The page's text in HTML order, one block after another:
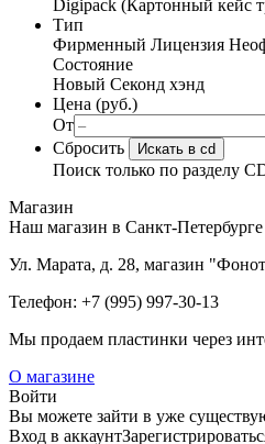
Digipack (Картонный кейс
Тип
Фирменный Лицензия
Состояние
Новый Секонд хэнд
Цена (руб.)
От
Сбросить
Искать в cd
Поиск только по разделу
Магазин
Наш магазин в Санкт-Петербурге
Ул. Марата, д. 28, магазин
Телефон: +7 (995) 997-30-13
Мы продаем пластинки через
О магазине
Войти
Вы можете зайти в уже
Вход в аккаунт